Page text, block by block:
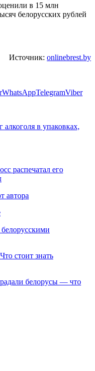
в 15 млн
белорусских рублей
Источник: onlinebrest.by
WhatsAppTelegramViber
в упаковках,
распечатал его
автора
стоит знать
белорусы — что